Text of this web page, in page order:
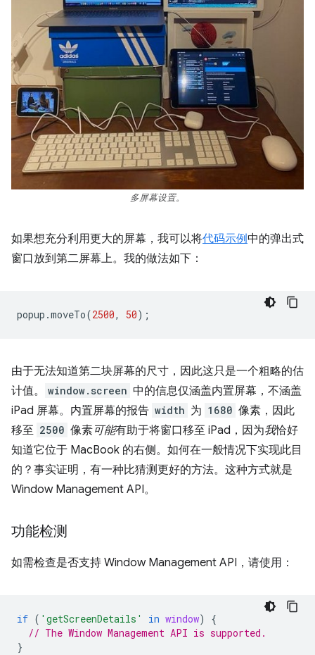
多屏幕设置。
如果想充分利用更大的屏幕，我可以将代码示例中的弹出式
窗口放到第二屏幕上。我的做法如下：
popup .moveTo(2500, 50);
由于无法知道第二块屏幕的尺寸，因此这只是一个粗略的估
计值。
window.screen 中的信息仅涵盖内置屏幕，不涵盖
iPad 屏幕。内置屏幕的报告 width 为 1680 像素，因此
移至 2500 像素可能有助于将窗口移至 iPad，因为我恰好
知道它位于 MacBook 的右侧。如何在一般情况下实现此目
的？事实证明，有一种比猜测更好的方法。这种方式就是
Window Management API。
功能检测
如需检查是否支持 Window Management API，请使用：
if ( 'getScreenDetails' in window)
{
// The Window Management API is supported.
}